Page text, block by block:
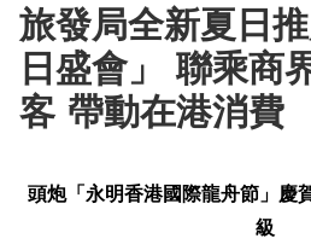
旅發局全新夏日
日盛會」 聯乘商
客 帶動在港消費
頭炮「永明香港國際龍舟節」慶
級